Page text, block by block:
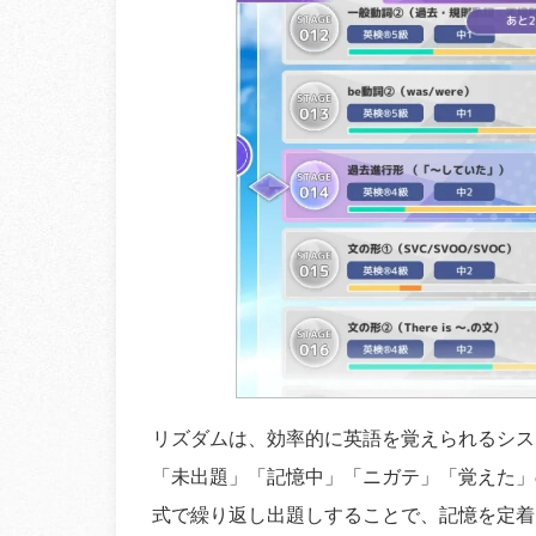
リズダムは、効率的に英語を覚えられるシ
「未出題」「記憶中」「ニガテ」「覚えた
式で繰り返し出題しすることで、記憶を定